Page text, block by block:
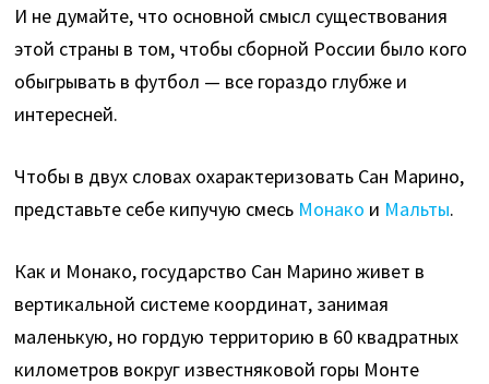
И не думайте, что основной смысл существования
этой страны в том, чтобы сборной России было кого
обыгрывать в футбол — все гораздо глубже и
интересней.
Чтобы в двух словах охарактеризовать Сан Марино,
представьте себе кипучую смесь Монако и Мальты.
Как и Монако, государство Сан Марино живет в
вертикальной системе координат, занимая
маленькую, но гордую территорию в 60 квадратных
километров вокруг известняковой горы Монте